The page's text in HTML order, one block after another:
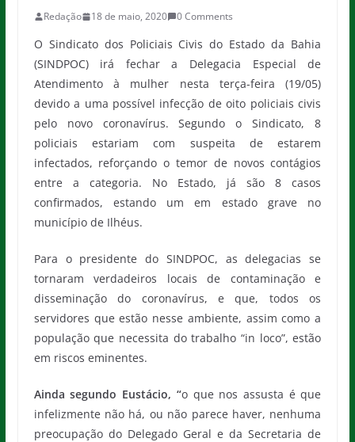
Redação 18 de maio, 2020 0 Comments
O Sindicato dos Policiais Civis do Estado da Bahia
(SINDPOC) irá fechar a Delegacia Especial de
Atendimento à mulher nesta terça-feira (19/05)
devido a uma possível infecção de oito policiais civis
pelo novo coronavírus. Segundo o Sindicato, 8
policiais estariam com suspeita de estarem
infectados, reforçando o temor de novos contágios
entre a categoria. No Estado, já são 8 casos
confirmados, estando um em estado grave no
município de Ilhéus.
Para o presidente do SINDPOC, as delegacias se
tornaram verdadeiros locais de contaminação e
disseminação do coronavírus, e que, todos os
servidores que estão nesse ambiente, assim como a
população que necessita do trabalho “in loco”, estão
em riscos eminentes.
Ainda segundo Eustácio, “o que nos assusta é que
infelizmente não há, ou não parece haver, nenhuma
preocupação do Delegado Geral e da Secretaria de